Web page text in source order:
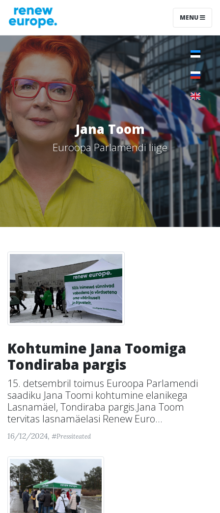
MENU
Jana Toom
Euroopa Parlamendi liige
Kohtumine Jana Toomiga
Tondiraba pargis
15. detsembril toimus Euroopa Parlamendi
saadiku Jana Toomi kohtumine elanikega
Lasnamäel, Tondiraba pargis.Jana Toom
tervitas lasnamäelasi Renew Euro...
16/12/2024, #Pressiteated